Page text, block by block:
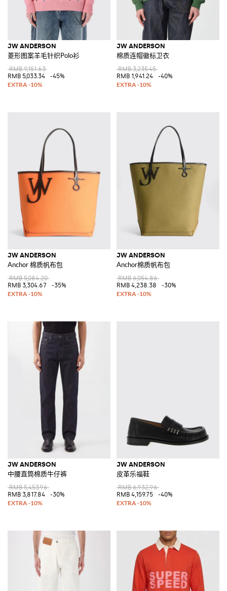
JW ANDERSON
菱形图案羊毛针织Polo衫
RMB 9,151.63
RMB 5,033.34
-45%
JW ANDERSON
棉质连帽徽标卫衣
RMB 3,235.45
RMB 1,941.24
-40%
JW ANDERSON
Anchor 棉质帆布包
RMB 5,084.20
RMB 3,304.67
-35%
JW ANDERSON
Anchor棉质帆布包
RMB 6,054.86
RMB 4,238.38
-30%
JW ANDERSON
中腰直筒棉质牛仔裤
RMB 5,453.96
RMB 3,817.84
-30%
JW ANDERSON
皮革乐福鞋
RMB 6,932.96
RMB 4,159.75
-40%